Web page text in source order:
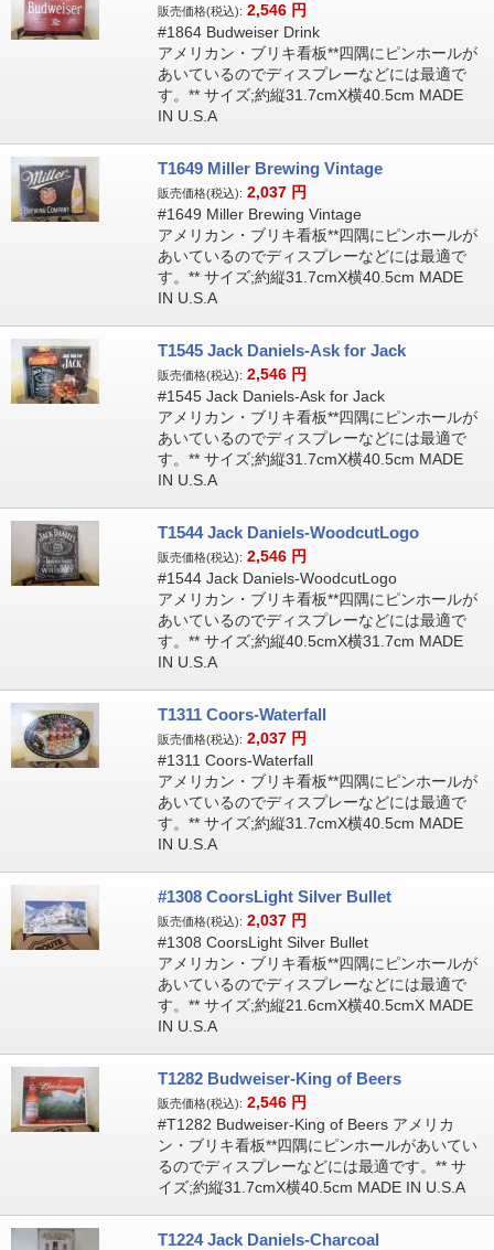
販売価格(税込): 2,546 円
#1864 Budweiser Drink
アメリカン・ブリキ看板**四隅にピンホールが
あいているのでディスプレーなどには最適で
す。** サイズ;約縦31.7cmX横40.5cm MADE
IN U.S.A
T1649 Miller Brewing Vintage
販売価格(税込): 2,037 円
#1649 Miller Brewing Vintage
アメリカン・ブリキ看板**四隅にピンホールが
あいているのでディスプレーなどには最適で
す。** サイズ;約縦31.7cmX横40.5cm MADE
IN U.S.A
T1545 Jack Daniels-Ask for Jack
販売価格(税込): 2,546 円
#1545 Jack Daniels-Ask for Jack
アメリカン・ブリキ看板**四隅にピンホールが
あいているのでディスプレーなどには最適で
す。** サイズ;約縦31.7cmX横40.5cm MADE
IN U.S.A
T1544 Jack Daniels-WoodcutLogo
販売価格(税込): 2,546 円
#1544 Jack Daniels-WoodcutLogo
アメリカン・ブリキ看板**四隅にピンホールが
あいているのでディスプレーなどには最適で
す。** サイズ;約縦40.5cmX横31.7cm MADE
IN U.S.A
T1311 Coors-Waterfall
販売価格(税込): 2,037 円
#1311 Coors-Waterfall
アメリカン・ブリキ看板**四隅にピンホールが
あいているのでディスプレーなどには最適で
す。** サイズ;約縦31.7cmX横40.5cm MADE
IN U.S.A
#1308 CoorsLight Silver Bullet
販売価格(税込): 2,037 円
#1308 CoorsLight Silver Bullet
アメリカン・ブリキ看板**四隅にピンホールが
あいているのでディスプレーなどには最適で
す。** サイズ;約縦21.6cmX横40.5cmX MADE
IN U.S.A
T1282 Budweiser-King of Beers
販売価格(税込): 2,546 円
#T1282 Budweiser-King of Beers アメリカ
ン・ブリキ看板**四隅にピンホールがあいてい
るのでディスプレーなどには最適です。** サ
イズ;約縦31.7cmX横40.5cm MADE IN U.S.A
T1224 Jack Daniels-Charcoal